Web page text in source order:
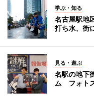
学ぶ・知る
名古屋駅地
打ち水、街
見る・遊ぶ
名駅の地下
ム フォト